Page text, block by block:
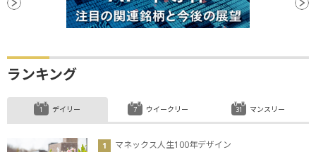
ランキング
デイリー
マネックス人生100年デザイン
ウイークリー マンスリー